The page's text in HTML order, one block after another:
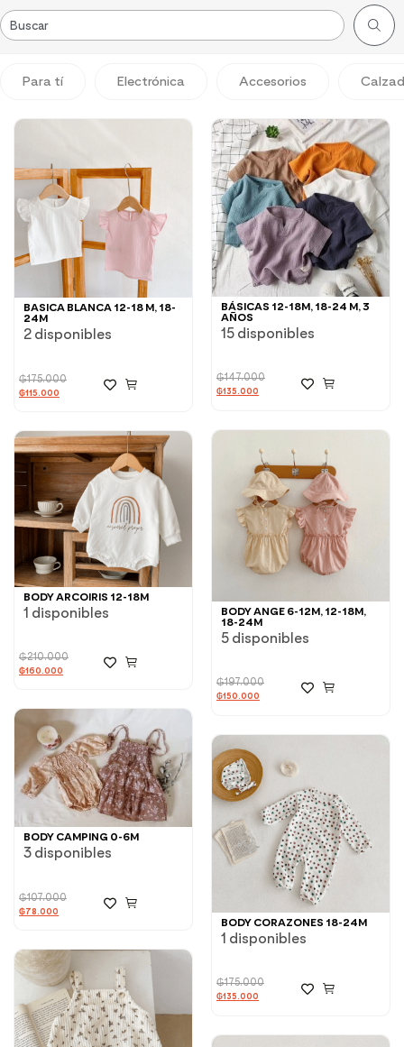
Para tí Electrónica Accesorios
BASICA BLANCA 12-18 M, 18-
24M
2 disponibles
₲175.000
₲115.000
BÁSICAS 12-18M, 18-24 M, 3
AÑOS
15 disponibles
₲147.000
₲135.000
BODY ANGE 6-12M, 12-18M,
18-24M
5 disponibles
₲197.000
₲150.000
BODY ARCOIRIS 12-18M
1 disponibles
₲210.000
₲160.000
BODY CAMPING 0-6M
3 disponibles
₲107.000
₲78.000
BODY CORAZONES 18-24M
1 disponibles
₲175.000
₲135.000